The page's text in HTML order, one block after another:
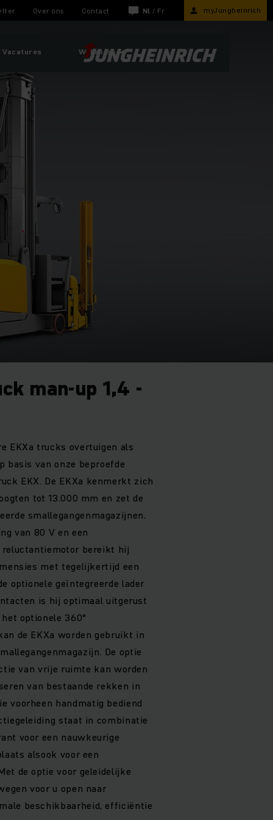
Over ons Contact Nl / Fr myJungheinrich
Vacatures Webshop
man-up 1,4 -
EKXa trucks overtuigen als
basis van onze beproefde
EKX. De EKXa kenmerkt zich
tot 13.000 mm en zet de
smallegangenmagazijnen.
van 80 V en een
reluctantiemotor bereikt hij
met tegelijkertijd een
optionele geïntegreerde lader
is hij optimaal uitgerust
optionele 360°
de EKXa worden gebruikt in
De optie
van vrije ruimte kan worden
van bestaande rekken in
voorheen handmatig bediend
staat in combinatie
voor een nauwkeurige
alsook voor een
de optie voor geleidelijke
voor u open naar
beschikbaarheid, efficiëntie